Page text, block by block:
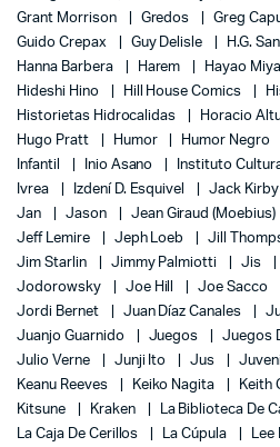
Grant Morrison
Gredos Greg
Guido Crepax
Guy Delisle H.G.
Hanna Barbera
Harem Hayao
Hideshi Hino
Hill House Comics
Historietas Hidrocalidas
Horacio
Hugo Pratt
Humor Humor Negro
Infantil
Inio Asano Instituto
Ivrea
Izdení D. Esquivel Jack Kirby
Jan
Jason Jean Giraud (Moebius)
Jeff Lemire
Jeph Loeb Jill
Jim Starlin
Jimmy Palmiotti Jis
Jodorowsky
Joe Hill Joe Sacco
Jordi Bernet
Juan Díaz Canales
Juanjo Guarnido
Juegos Juegos
Julio Verne
Junji Ito Jus
Keanu Reeves
Keiko Nagita Keith
Kitsune
Kraken
La Biblioteca De
La Caja De Cerillos
La Cúpula Lee